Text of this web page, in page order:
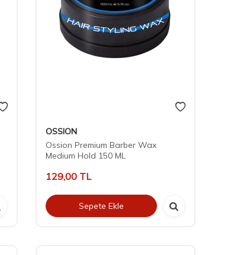
OSSION
Ossion Premium Barber Wax
Medium Hold 150 ML
129,00TL
Sepete Ekle